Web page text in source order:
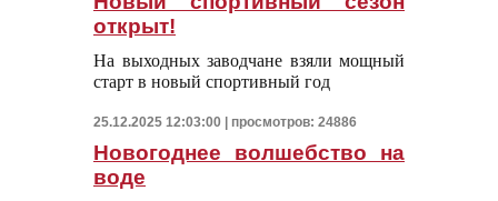
открыт!
На выходных заводчане взяли мощный
старт в новый спортивный год
25.12.2025 12:03:00 | просмотров: 24886
Новогоднее волшебство на
воде